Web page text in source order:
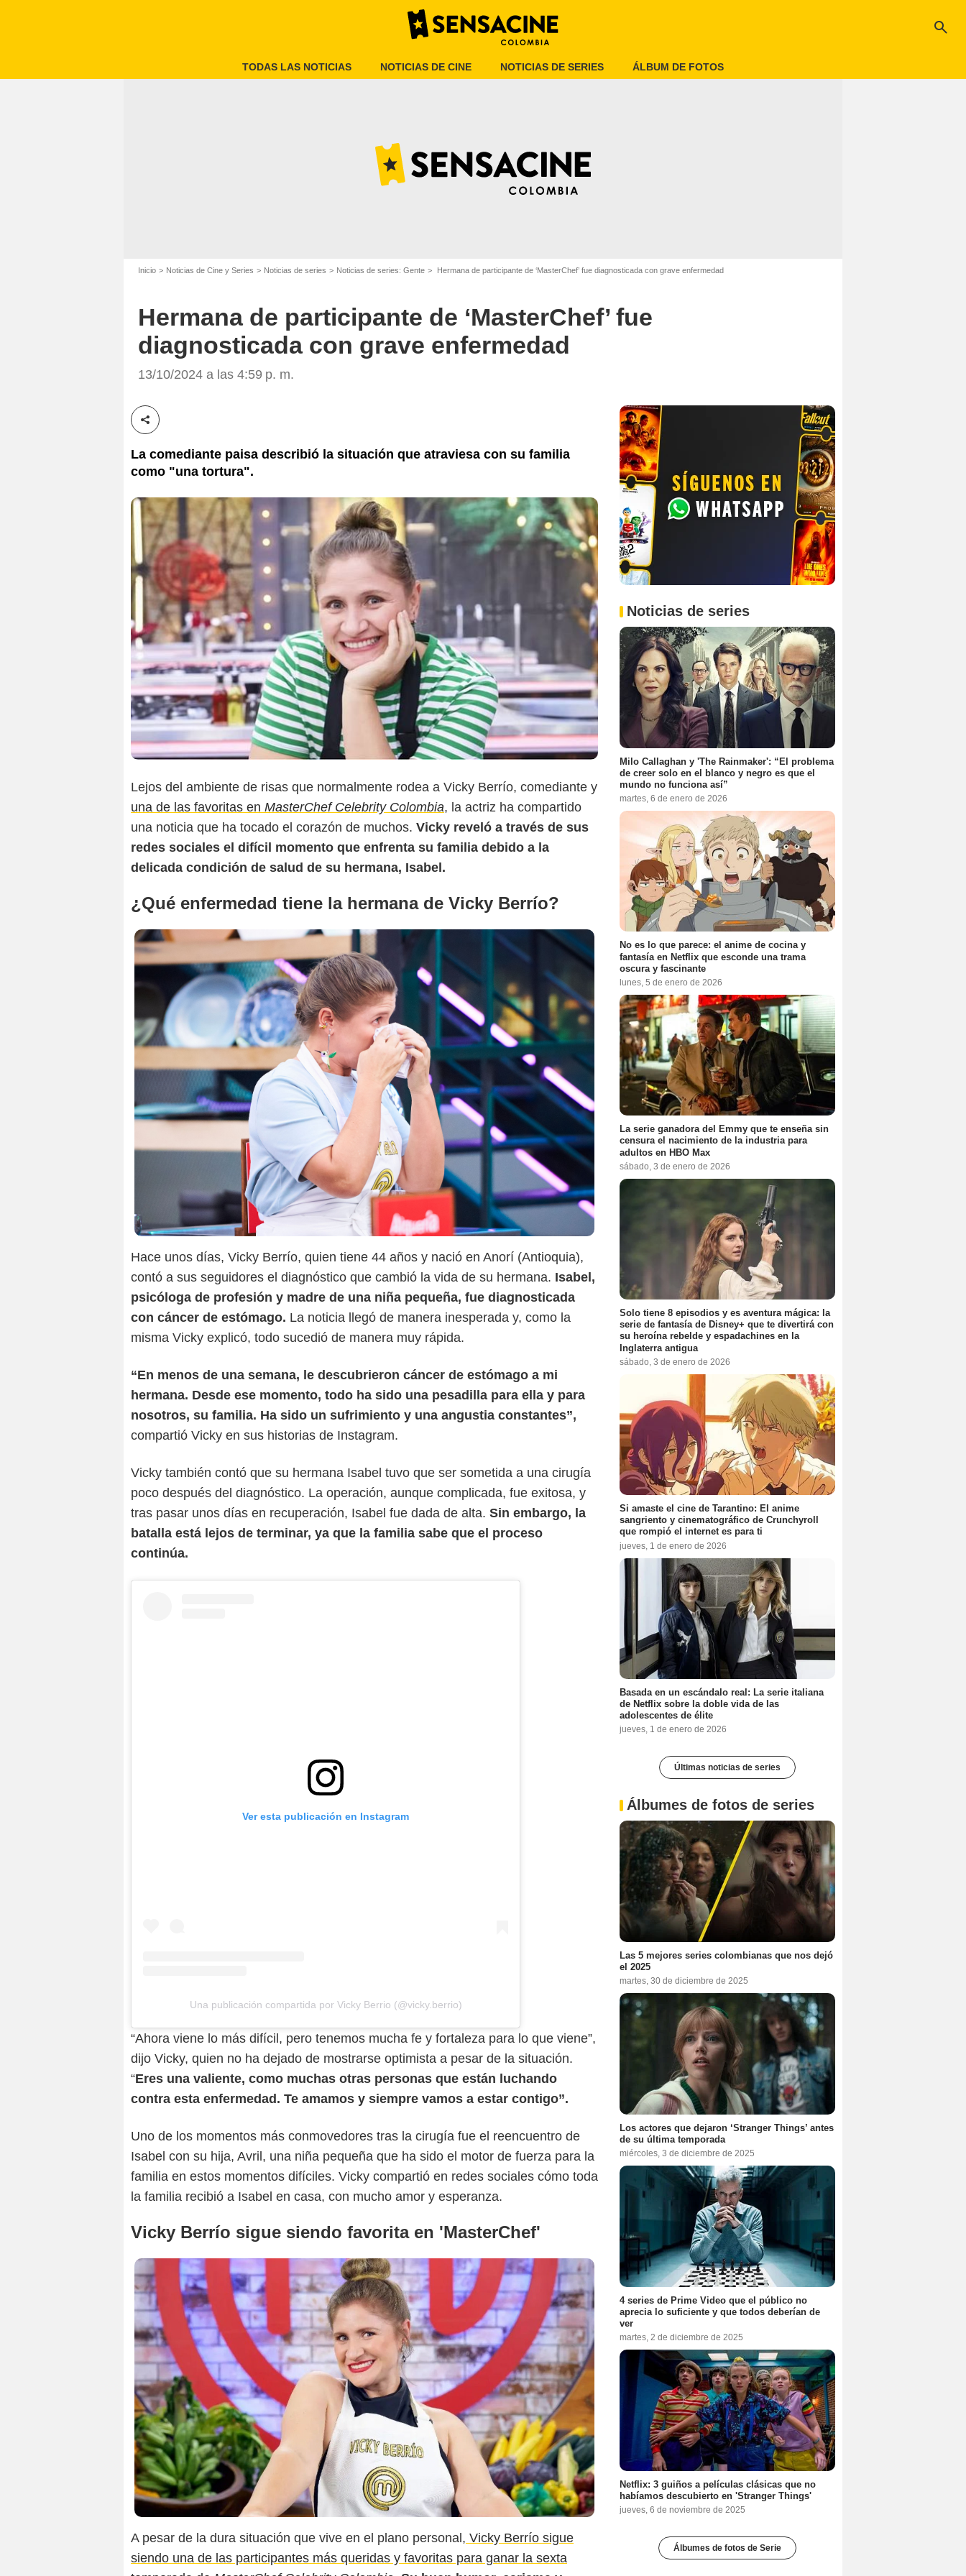
search
TODAS LAS NOTICIAS NOTICIAS DE CINE NOTICIAS DE SERIES ÁLBUM DE FOTOS
Inicio Noticias de Cine y Series Noticias de series Noticias de series: Gente Hermana de participante de ‘MasterChef’ fue diagnosticada con grave enfermedad
Hermana de participante de ‘MasterChef’ fue
diagnosticada con grave enfermedad
13/10/2024 a las 4:59 p. m.
Compartir esta noticia
La comediante paisa describió la situación que atraviesa con su familia
como "una tortura".
Lejos del ambiente de risas que normalmente rodea a Vicky Berrío, comediante y
una de las favoritas en MasterChef Celebrity Colombia, la actriz ha compartido
una noticia que ha tocado el corazón de muchos. Vicky reveló a través de sus
redes sociales el difícil momento que enfrenta su familia debido a la
delicada condición de salud de su hermana, Isabel.
¿Qué enfermedad tiene la hermana de Vicky Berrío?
Infobae
Hace unos días, Vicky Berrío, quien tiene 44 años y nació en Anorí (Antioquia),
contó a sus seguidores el diagnóstico que cambió la vida de su hermana. Isabel,
psicóloga de profesión y madre de una niña pequeña, fue diagnosticada
con cáncer de estómago. La noticia llegó de manera inesperada y, como la
misma Vicky explicó, todo sucedió de manera muy rápida.
“En menos de una semana, le descubrieron cáncer de estómago a mi
hermana. Desde ese momento, todo ha sido una pesadilla para ella y para
nosotros, su familia. Ha sido un sufrimiento y una angustia constantes”,
compartió Vicky en sus historias de Instagram.
Vicky también contó que su hermana Isabel tuvo que ser sometida a una cirugía
poco después del diagnóstico. La operación, aunque complicada, fue exitosa, y
tras pasar unos días en recuperación, Isabel fue dada de alta. Sin embargo, la
batalla está lejos de terminar, ya que la familia sabe que el proceso
continúa.
Ver esta publicación en Instagram
Una publicación compartida por Vicky Berrio (@vicky.berrio)
“Ahora viene lo más difícil, pero tenemos mucha fe y fortaleza para lo que viene”,
dijo Vicky, quien no ha dejado de mostrarse optimista a pesar de la situación.
“Eres una valiente, como muchas otras personas que están luchando
contra esta enfermedad. Te amamos y siempre vamos a estar contigo”.
Uno de los momentos más conmovedores tras la cirugía fue el reencuentro de
Isabel con su hija, Avril, una niña pequeña que ha sido el motor de fuerza para la
familia en estos momentos difíciles. Vicky compartió en redes sociales cómo toda
la familia recibió a Isabel en casa, con mucho amor y esperanza.
Vicky Berrío sigue siendo favorita en 'MasterChef'
Tropicana
A pesar de la dura situación que vive en el plano personal, Vicky Berrío sigue
siendo una de las participantes más queridas y favoritas para ganar la sexta
Noticias de series
Milo Callaghan y 'The Rainmaker': “El problema
de creer solo en el blanco y negro es que el
mundo no funciona así”
martes, 6 de enero de 2026
No es lo que parece: el anime de cocina y
fantasía en Netflix que esconde una trama
oscura y fascinante
lunes, 5 de enero de 2026
La serie ganadora del Emmy que te enseña sin
censura el nacimiento de la industria para
adultos en HBO Max
sábado, 3 de enero de 2026
Solo tiene 8 episodios y es aventura mágica: la
serie de fantasía de Disney+ que te divertirá con
su heroína rebelde y espadachines en la
Inglaterra antigua
sábado, 3 de enero de 2026
Si amaste el cine de Tarantino: El anime
sangriento y cinematográfico de Crunchyroll
que rompió el internet es para ti
jueves, 1 de enero de 2026
Basada en un escándalo real: La serie italiana
de Netflix sobre la doble vida de las
adolescentes de élite
jueves, 1 de enero de 2026
Últimas noticias de series
Álbumes de fotos de series
Las 5 mejores series colombianas que nos dejó
el 2025
martes, 30 de diciembre de 2025
Los actores que dejaron ‘Stranger Things’ antes
de su última temporada
miércoles, 3 de diciembre de 2025
4 series de Prime Video que el público no
aprecia lo suficiente y que todos deberían de
ver
martes, 2 de diciembre de 2025
Netflix: 3 guiños a películas clásicas que no
habíamos descubierto en 'Stranger Things'
jueves, 6 de noviembre de 2025
Álbumes de fotos de Serie